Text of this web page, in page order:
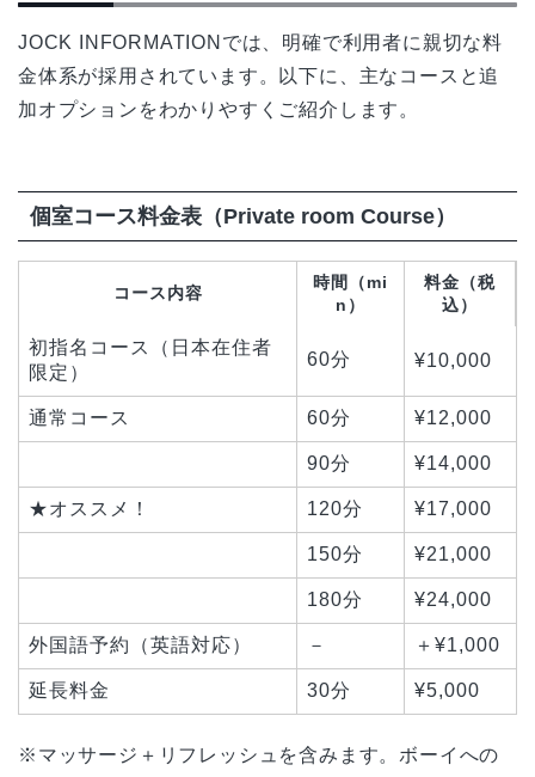
JOCK INFORMATIONでは、明確で利用者に親切な料
金体系が採用されています。以下に、主なコースと追
加オプションをわかりやすくご紹介します。
個室コース料金表（Private room Course）
コース内容
時間（mi
n）
料金（税
込）
初指名コース（日本在住者
限定）
60分 ¥10,000
通常コース 60分 ¥12,000
90分 ¥14,000
★オススメ！ 120分 ¥17,000
150分 ¥21,000
180分 ¥24,000
外国語予約（英語対応） － ＋¥1,000
延長料金 30分 ¥5,000
※マッサージ＋リフレッシュを含みます。ボーイへの